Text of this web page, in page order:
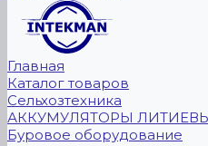
Главная
Каталог товаров
Сельхозтехника
АККУМУЛЯТОРЫ
Буровое оборудование